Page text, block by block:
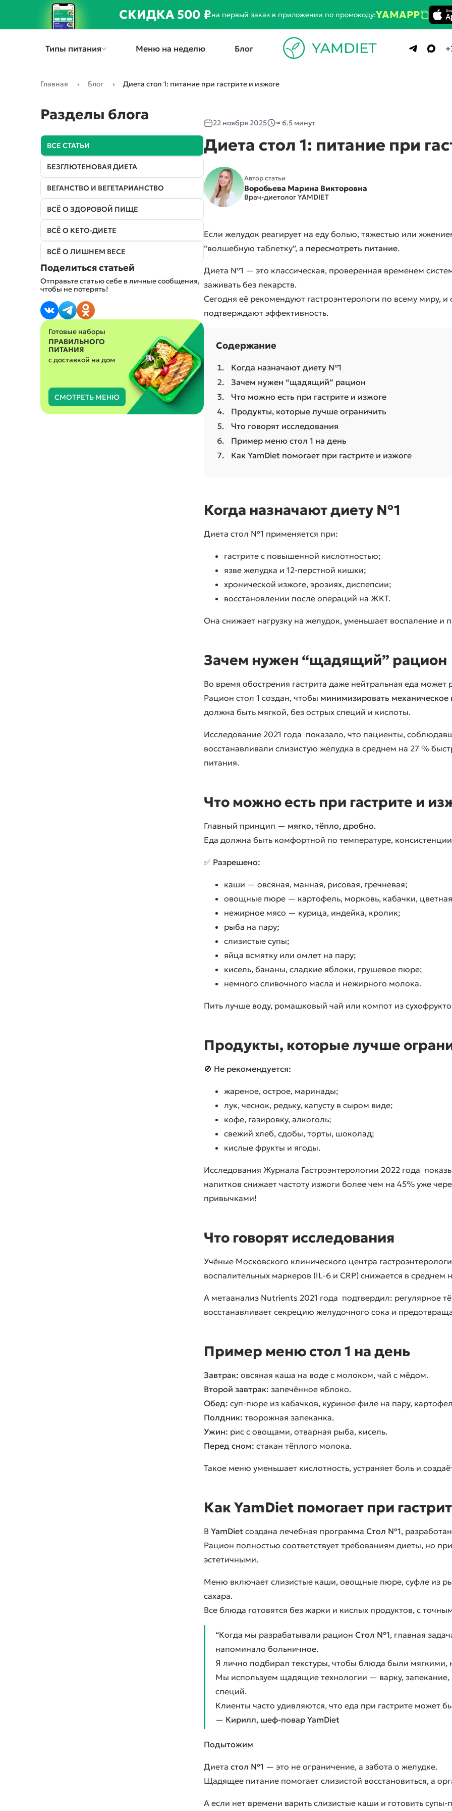
СКИДКА 500 ₽на первый заказ в приложении по промокоду:YAMAPP
Типы питания
1000 ккал
1300 ккал
1800 ккал
Премиум
1300 ккал
1800 ккал
Низкоуглеводная
Стандарт
1800 ккал
2500 ккал
Премиум
1800 ккал
ПИТАНИЕ С ИСКЛЮЧЕНИЯМИ
Без мяса и птицы
Вегетарианское
Веганское (постное)
Без глютена
Без лактозы
Без глютена и лактозы
ЭКСКЛЮЗИВНЫЕ ДИЕТЫ
Средиземноморская
Низкоуглеводная
Кето-диета
Разгрузочный день
Меню на неделю Блог
Главная Блог Диета стол 1: питание при гастрите и изжоге
Разделы блога
ВСЕ СТАТЬИ
БЕЗГЛЮТЕНОВАЯ ДИЕТА
ВЕГАНСТВО И ВЕГЕТАРИАНСТВО
ВСЁ О ЗДОРОВОЙ ПИЩЕ
ВСЁ О КЕТО-ДИЕТЕ
ВСЁ О ЛИШНЕМ ВЕСЕ
Поделиться статьей
Отправьте статью себе в личные сообщения,
чтобы не потерять!
Готовые наборы
ПРАВИЛЬНОГО
ПИТАНИЯ
с доставкой на дом
СМОТРЕТЬ МЕНЮ
22 ноября 2025 ≈ 6.5 минут
Диета стол 1: питание при
Автор статьи
Воробьева Марина Викторовна
Врач-диетолог YAMDIET
Если желудок реагирует на еду болью, тяжестью или
“волшебную таблетку”, а пересмотреть питание.
Диета №1 — это классическая, проверенная временем
заживать без лекарств.
Сегодня её рекомендуют гастроэнтерологи по всему миру,
подтверждают эффективность.
Содержание
Когда назначают диету №1
Зачем нужен “щадящий” рацион
Что можно есть при гастрите и изжоге
Продукты, которые лучше ограничить
Что говорят исследования
Пример меню стол 1 на день
Как YamDiet помогает при гастрите и изжоге
Когда назначают диету №1
Диета стол №1 применяется при:
гастрите с повышенной кислотностью;
язве желудка и 12-перстной кишки;
хронической изжоге, эрозиях, диспепсии;
восстановлении после операций на ЖКТ.
Она снижает нагрузку на желудок, уменьшает воспаление и
Зачем нужен “щадящий” рацион
Во время обострения гастрита даже нейтральная еда может
Рацион стол 1 создан, чтобы минимизировать механическое
должна быть мягкой, без острых специй и кислоты.
Исследование 2021 года показало, что пациенты,
восстанавливали слизистую желудка в среднем на 27 %
питания.
Что можно есть при гастрите и
Главный принцип — мягко, тёпло, дробно.
Еда должна быть комфортной по температуре, консистенции
✅ Разрешено:
каши — овсяная, манная, рисовая, гречневая;
овощные пюре — картофель, морковь, кабачки, цветная
нежирное мясо — курица, индейка, кролик;
рыба на пару;
слизистые супы;
яйца всмятку или омлет на пару;
кисель, бананы, сладкие яблоки, грушевое пюре;
немного сливочного масла и нежирного молока.
Пить лучше воду, ромашковый чай или компот из
Продукты, которые лучше
🚫 Не рекомендуется:
жареное, острое, маринады;
лук, чеснок, редьку, капусту в сыром виде;
кофе, газировку, алкоголь;
свежий хлеб, сдобы, торты, шоколад;
кислые фрукты и ягоды.
Исследования Журнала Гастроэнтерологии 2022 года
напитков снижает частоту изжоги более чем на 45% уже
привычками!
Что говорят исследования
Учёные Московского клинического центра
воспалительных маркеров (IL-6 и CRP) снижается в среднем
А метаанализ Nutrients 2021 года подтвердил: регулярное
восстанавливает секрецию желудочного сока и
Пример меню стол 1 на день
Завтрак: овсяная каша на воде с молоком, чай с мёдом.
Второй завтрак: запечённое яблоко.
Обед: суп-пюре из кабачков, куриное филе на пару,
Полдник: творожная запеканка.
Ужин: рис с овощами, отварная рыба, кисель.
Перед сном: стакан тёплого молока.
Такое меню уменьшает кислотность, устраняет боль и
Как YamDiet помогает при
В YamDiet создана лечебная программа Стол №1,
Рацион полностью соответствует требованиям диеты, но
эстетичными.
Меню включает слизистые каши, овощные пюре, суфле из
сахара.
Все блюда готовятся без жарки и кислых продуктов, с
“Когда мы разрабатывали рацион Стол №1, главная
напоминало больничное.
Я лично подбирал текстуры, чтобы блюда были мягкими,
Мы используем щадящие технологии — варку,
специй.
Клиенты часто удивляются, что еда при гастрите может
— Кирилл, шеф-повар YamDiet
Подытожим
Диета cтол №1 — это не ограничение, а забота о желудке.
Щадящее питание помогает слизистой восстановиться, а
А если нет времени варить слизистые каши и готовить супы-